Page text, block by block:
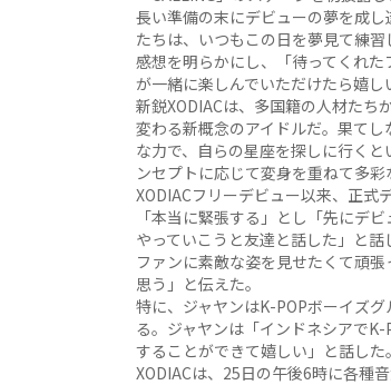
長い準備の末にデビューの夢を成
たちは、いつもこの日を夢見て練
感想を明らかにし、「待ってくれ
が一緒に楽しんでいただけたら嬉し
新鋭XODIACは、多国籍の人材たち
変わる新概念のアイドルだ。果て
な力で、自らの星座を探しに行く
ンセプトに応じて変身を重ねて多彩
XODIACフリーデビュー以来、正式
「本当に緊張する」とし「先にデ
やっていこうと友達と話した」と
ファンに素敵な姿を見せたくて頑
思う」と伝えた。
特に、ジャヤンはK-POPボーイズ
る。ジャヤンは「インドネシアで
することができて嬉しい」と話した。
XODIACは、25日の午後6時に各種